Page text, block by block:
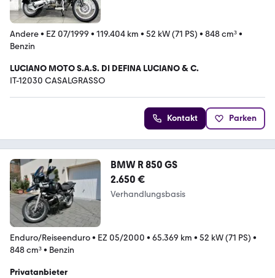
Andere• EZ 07/1999 • 119.404 km • 52 kW (71 PS) • 848 cm³•
Benzin
LUCIANO MOTO S.A.S. DI DEFINA LUCIANO & C.
IT-12030 CASALGRASSO
Kontakt Parken
BMW R 850 GS
2.650 €
Verhandlungsbasis
Enduro/Reiseenduro• EZ 05/2000 • 65.369 km • 52 kW (71 PS) •
848 cm³• Benzin
Privatanbieter